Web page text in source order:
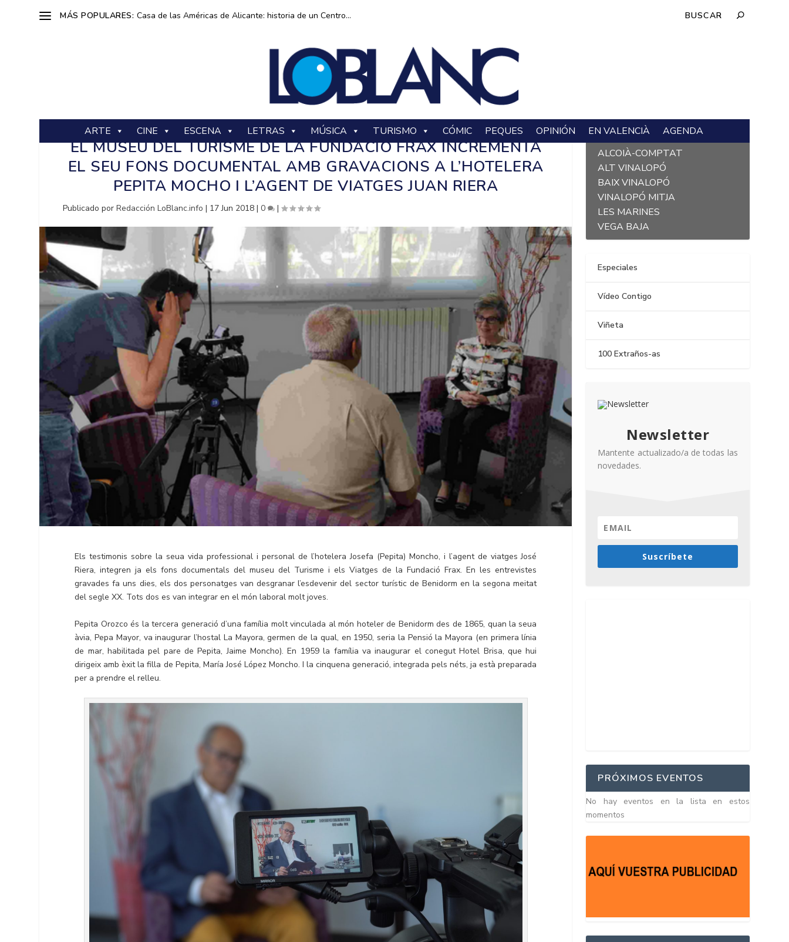
MÁS POPULARES: Casa de las Américas de Alicante: historia de un Centro...
ARTE CINE ESCENA LETRAS MÚSICA TURISMO CÓMIC PEQUES OPINIÓN EN VALENCIÀ AGENDA
EL MUSEU DEL TURISME DE LA FUNDACIÓ FRAX INCREMENTA
EL SEU FONS DOCUMENTAL AMB GRAVACIONS A L’HOTELERA
PEPITA MOCHO I L’AGENT DE VIATGES JUAN RIERA
Publicado porRedacción LoBlanc.info | 17 Jun 2018 |0 |
Els testimonis sobre la seua vida professional i personal de l’hotelera Josefa (Pepita) Moncho, i l’agent de viatges José
Riera, integren ja els fons documentals del museu del Turisme i els Viatges de la Fundació Frax. En les entrevistes
gravades fa uns dies, els dos personatges van desgranar l’esdevenir del sector turístic de Benidorm en la segona meitat
del segle XX. Tots dos es van integrar en el món laboral molt joves.
Pepita Orozco és la tercera generació d’una família molt vinculada al món hoteler de Benidorm des de 1865, quan la seua
àvia, Pepa Mayor, va inaugurar l’hostal La Mayora, germen de la qual, en 1950, seria la Pensió la Mayora (en primera línia
de mar, habilitada pel pare de Pepita, Jaime Moncho). En 1959 la família va inaugurar el conegut Hotel Brisa, que hui
dirigeix amb èxit la filla de Pepita, María José López Moncho. I la cinquena generació, integrada pels néts, ja està preparada
per a prendre el relleu.
L´ALACANTÍ
ALCOIÀ-COMPTAT
ALT VINALOPÓ
BAIX VINALOPÓ
VINALOPÓ MITJA
LES MARINES
VEGA BAJA
Especiales
Vídeo Contigo
Viñeta
100 Extraños-as
Newsletter
Mantente actualizado/a de todas las
novedades.
Suscríbete
PRÓXIMOS EVENTOS
No hay eventos en la lista en estos
momentos